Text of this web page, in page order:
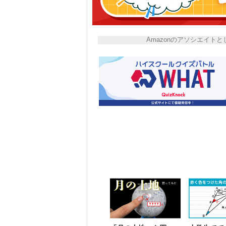
Amazonのアソシエイトと